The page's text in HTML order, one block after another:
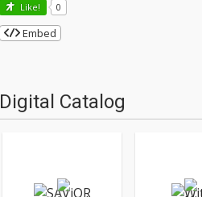
Like! 0
Embed
Digital Catalog